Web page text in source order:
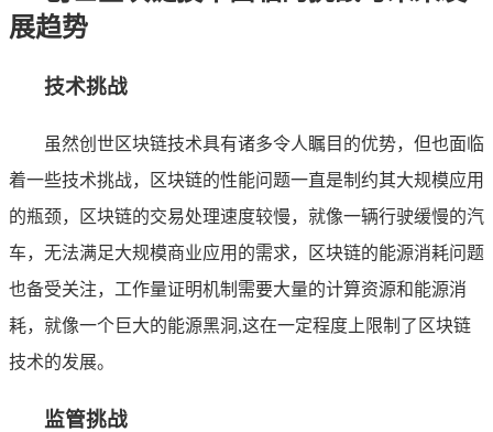
展趋势
技术挑战
虽然创世区块链技术具有诸多令人瞩目的优势，但也面临
着一些技术挑战，区块链的性能问题一直是制约其大规模应用
的瓶颈，区块链的交易处理速度较慢，就像一辆行驶缓慢的汽
车，无法满足大规模商业应用的需求，区块链的能源消耗问题
也备受关注，工作量证明机制需要大量的计算资源和能源消
耗，就像一个巨大的能源黑洞,这在一定程度上限制了区块链
技术的发展。
监管挑战